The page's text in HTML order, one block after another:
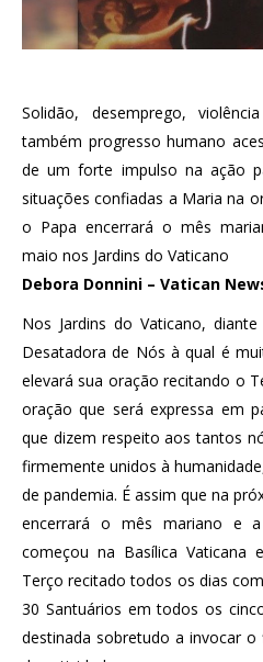
Solidão, desemprego,
também progresso humano
de um forte impulso na ação
situações confiadas a Maria na
o Papa encerrará o mês
maio nos Jardins do Vaticano
Debora Donnini – Vatican
Nos Jardins do Vaticano,
Desatadora de Nós à qual é
elevará sua oração recitando o
oração que será expressa em
que dizem respeito aos tantos
firmemente unidos à
de pandemia. É assim que na
encerrará o mês mariano e
começou na Basílica
Terço recitado todos os dias
30 Santuários em todos os
destinada sobretudo a invocar